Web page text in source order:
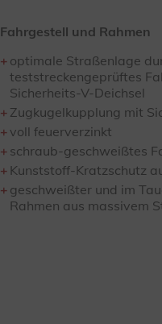
Fahrgestell und Rahmen
optimale Straßenlage
teststreckengeprüftes
Sicherheits-V-Deichsel
Zugkugelkupplung mit
voll feuerverzinkt
schraub-geschweißtes
Kunststoff-Kratzschutz
geschweißter und im
Rahmen aus massivem